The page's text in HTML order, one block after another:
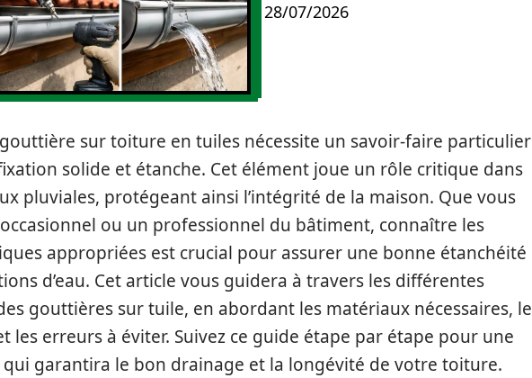
28/07/2026
gouttière sur toiture en tuiles nécessite un savoir-faire particulier
solide et étanche. Cet élément joue un rôle critique dans
pluviales, protégeant ainsi l’intégrité de la maison. Que vous
ou un professionnel du bâtiment, connaître les
appropriées est crucial pour assurer une bonne étanchéité
d’eau. Cet article vous guidera à travers les différentes
gouttières sur tuile, en abordant les matériaux nécessaires, le
les erreurs à éviter. Suivez ce guide étape par étape pour une
garantira le bon drainage et la longévité de votre toiture.